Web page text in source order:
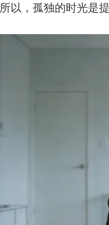
所以，孤独的时光是